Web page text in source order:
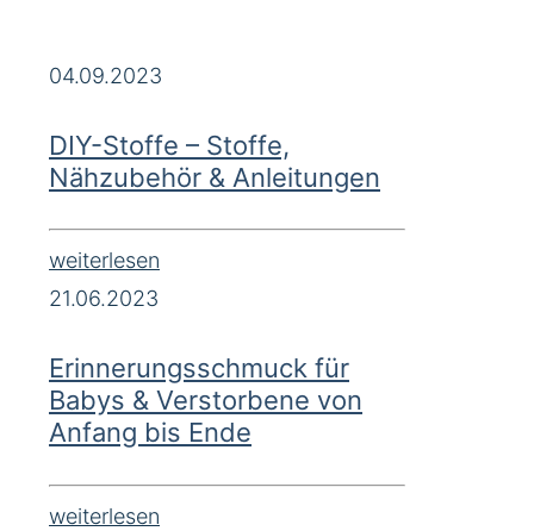
04.09.2023
DIY-Stoffe – Stoffe,
Nähzubehör & Anleitungen
weiterlesen
21.06.2023
Erinnerungsschmuck für
Babys & Verstorbene von
Anfang bis Ende
weiterlesen